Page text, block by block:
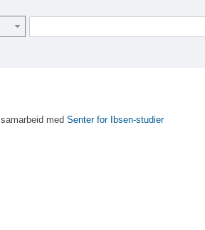
med Senter for Ibsen-studier